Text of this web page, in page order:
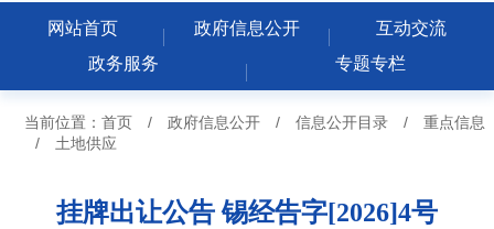
网站首页 政府信息公开
互动交流
政务服务
专题专栏
当前位置： 首页 / 政府信息公开 / 信息公开目录 /
重点信息
/
土地供应
挂牌出让公告 锡经告字[2026]4号